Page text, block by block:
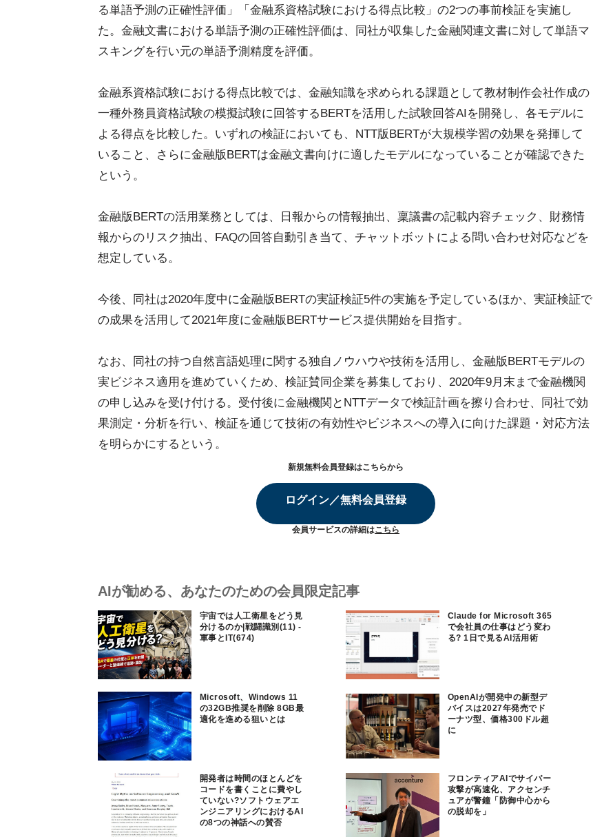
る単語予測の正確性評価」「金融系資格試験における得点比較」の2つの事前検証を実施し
た。金融文書における単語予測の正確性評価は、同社が収集した金融関連文書に対して単語マ
スキングを行い元の単語予測精度を評価。
金融系資格試験における得点比較では、金融知識を求められる課題として教材制作会社作成の
一種外務員資格試験の模擬試験に回答するBERTを活用した試験回答AIを開発し、各モデルに
よる得点を比較した。いずれの検証においても、NTT版BERTが大規模学習の効果を発揮して
いること、さらに金融版BERTは金融文書向けに適したモデルになっていることが確認できた
という。
金融版BERTの活用業務としては、日報からの情報抽出、稟議書の記載内容チェック、財務情
報からのリスク抽出、FAQの回答自動引き当て、チャットボットによる問い合わせ対応などを
想定している。
今後、同社は2020年度中に金融版BERTの実証検証5件の実施を予定しているほか、実証検証で
の成果を活用して2021年度に金融版BERTサービス提供開始を目指す。
なお、同社の持つ自然言語処理に関する独自ノウハウや技術を活用し、金融版BERTモデルの
実ビジネス適用を進めていくため、検証賛同企業を募集しており、2020年9月末まで金融機関
の申し込みを受け付ける。受付後に金融機関とNTTデータで検証計画を擦り合わせ、同社で効
果測定・分析を行い、検証を通じて技術の有効性やビジネスへの導入に向けた課題・対応方法
を明らかにするという。
新規無料会員登録はこちらから
ログイン／無料会員登録
会員サービスの詳細はこちら
AIが勧める、あなたのための会員限定記事
宇宙では人工衛星をどう見
分けるのか|戦闘識別(11) -
軍事とIT(674)
Claude for Microsoft 365
で会社員の仕事はどう変わ
る? 1日で見るAI活用術
Microsoft、Windows 11
の32GB推奨を削除 8GB最
適化を進める狙いとは
OpenAIが開発中の新型デ
バイスは2027年発売でド
ーナツ型、価格300ドル超
に
開発者は時間のほとんどを
コードを書くことに費やし
ていない?ソフトウェアエ
ンジニアリングにおけるAI
の8つの神話への賛否
フロンティアAIでサイバー
攻撃が高速化、アクセンチ
ュアが警鐘「防御中心から
の脱却を」